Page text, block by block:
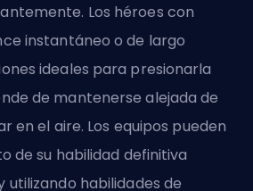
Los héroes con
instantáneo o de largo
ideales para presionarla
de mantenerse alejada de
en el aire. Los equipos pueden
de su habilidad definitiva
utilizando habilidades de